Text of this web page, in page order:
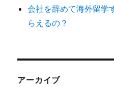
会社を辞めて海外留学
らえるの？
アーカイブ